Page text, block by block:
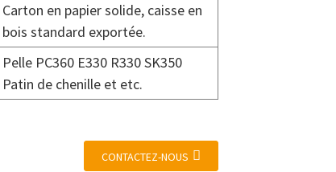
Carton en papier solide, caisse en
bois standard exportée.
Pelle PC360 E330 R330 SK350
Patin de chenille et etc.
CONTACTEZ-NOUS